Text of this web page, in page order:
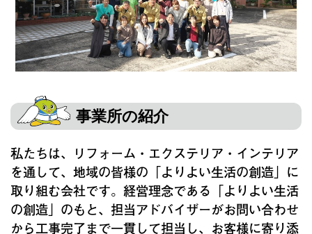
事業所の紹介
私たちは、リフォーム・エクステリア・インテリア
を通して、地域の皆様の「よりよい生活の創造」に
取り組む会社です。経営理念である「よりよい生活
の創造」のもと、担当アドバイザーがお問い合わせ
から工事完了まで一貫して担当し、お客様に寄り添